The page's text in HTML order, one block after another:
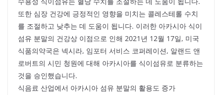
또한 심장 건강에 긍정적인 영향을 미치는 콜레스테롤 수치
를 조절하고 낮추는 데 도움이 됩니다. 이러한 아카시아 식이
섬유 분말의 건강상 이점으로 인해 2021년 12월 17일, 미국
식품의약국은 넥시라, 임포터 서비스 코퍼레이션, 알랜드 앤
로버트의 시민 청원에 대해 아카시아를 식이섬유로 분류하는
것을 승인했습니다.
식음료 산업에서 아카시아 섬유 분말의 활용도 증가